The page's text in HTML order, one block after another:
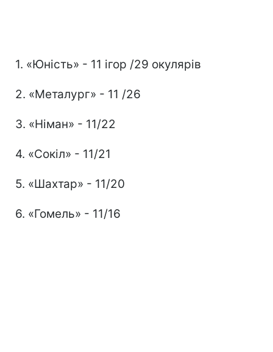
1. «Юність» - 11 ігор /29 окулярів
2. «Металург» - 11 /26
3. «Німан» - 11/22
4. «Сокіл» - 11/21
5. «Шахтар» - 11/20
6. «Гомель» - 11/16